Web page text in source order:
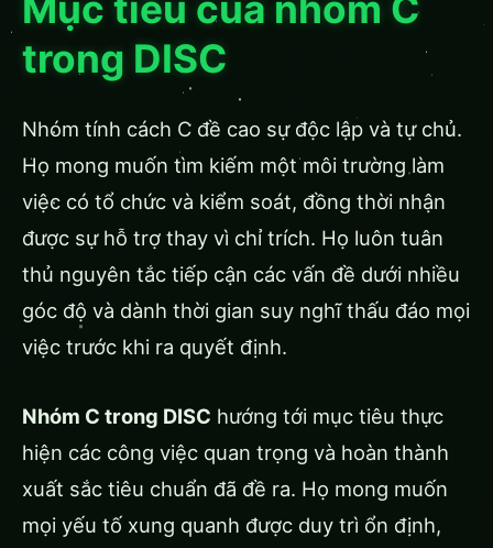
Mục tiêu của nhóm C
trong DISC
Nhóm tính cách C đề cao sự độc lập và tự chủ.
Họ mong muốn tìm kiếm một môi trường làm
việc có tổ chức và kiểm soát, đồng thời nhận
được sự hỗ trợ thay vì chỉ trích. Họ luôn tuân
thủ nguyên tắc tiếp cận các vấn đề dưới nhiều
góc độ và dành thời gian suy nghĩ thấu đáo mọi
việc trước khi ra quyết định.
Nhóm C trong DISC hướng tới mục tiêu thực
hiện các công việc quan trọng và hoàn thành
xuất sắc tiêu chuẩn đã đề ra. Họ mong muốn
mọi yếu tố xung quanh được duy trì ổn định,